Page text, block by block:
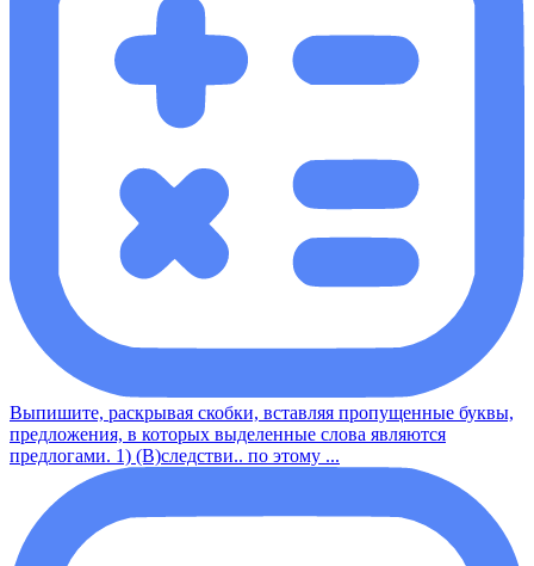
Выпишите, раскрывая скобки, вставляя пропущенные буквы,
предложения, в которых выделенные слова являются
предлогами. 1) (В)следстви.. по этому ...